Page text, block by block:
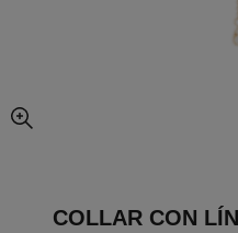
imagen agrandada
COLLAR CON